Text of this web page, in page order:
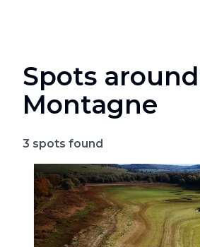
Spots
Montagne
3 spots found